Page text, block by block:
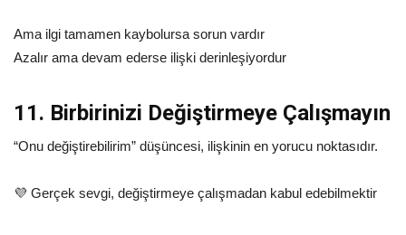
Ama ilgi tamamen kaybolursa sorun vardır
Azalır ama devam ederse ilişki derinleşiyordur
11. Birbirinizi Değiştirmeye Çalışmayın
“Onu değiştirebilirim” düşüncesi, ilişkinin en yorucu noktasıdır.
💜 Gerçek sevgi, değiştirmeye çalışmadan kabul edebilmektir